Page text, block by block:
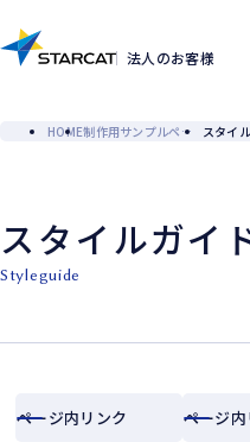
法人のお客様
HOME 制作用サンプルページ スタイ
スタイルガイ
styleguide
ページ内リンク ページ
お問い合わせ
Contact Download